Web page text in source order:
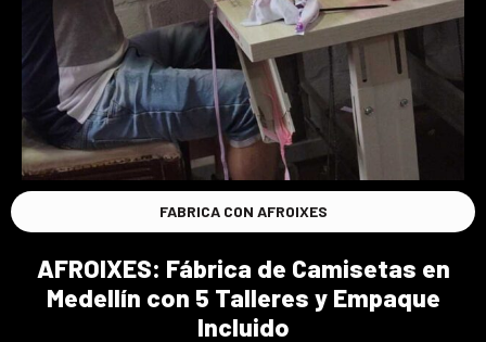
FABRICA CON AFROIXES
AFROIXES: Fábrica de Camisetas en
Medellín con 5 Talleres y Empaque
Incluido